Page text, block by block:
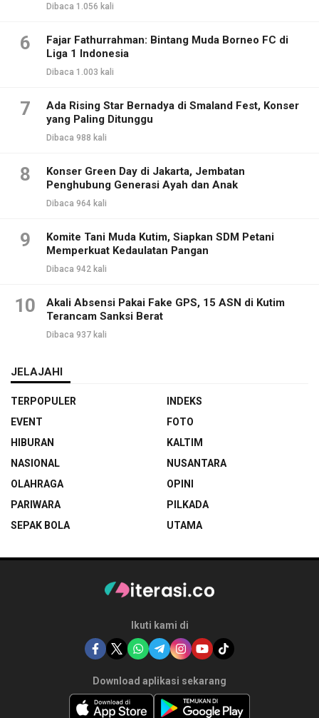
Dibaca 1.056 kali
6
Fajar Fathurrahman: Bintang Muda Borneo FC di
Liga 1 Indonesia
Dibaca 1.003 kali
7
Ada Rising Star Bernadya di Smaland Fest, Konser
yang Paling Ditunggu
Dibaca 988 kali
8
Konser Green Day di Jakarta, Jembatan
Penghubung Generasi Ayah dan Anak
Dibaca 964 kali
9
Komite Tani Muda Kutim, Siapkan SDM Petani
Memperkuat Kedaulatan Pangan
Dibaca 942 kali
10
Akali Absensi Pakai Fake GPS, 15 ASN di Kutim
Terancam Sanksi Berat
Dibaca 937 kali
JELAJAHI
TERPOPULER
INDEKS
EVENT
FOTO
HIBURAN
KALTIM
NASIONAL
NUSANTARA
OLAHRAGA
OPINI
PARIWARA
PILKADA
SEPAK BOLA
UTAMA
Ikuti kami di
Download aplikasi sekarang